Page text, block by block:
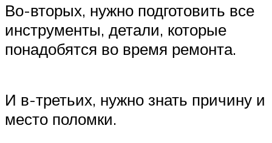
Во-вторых, нужно подготовить все
инструменты, детали, которые
понадобятся во время ремонта.
И в-третьих, нужно знать причину и
место поломки.